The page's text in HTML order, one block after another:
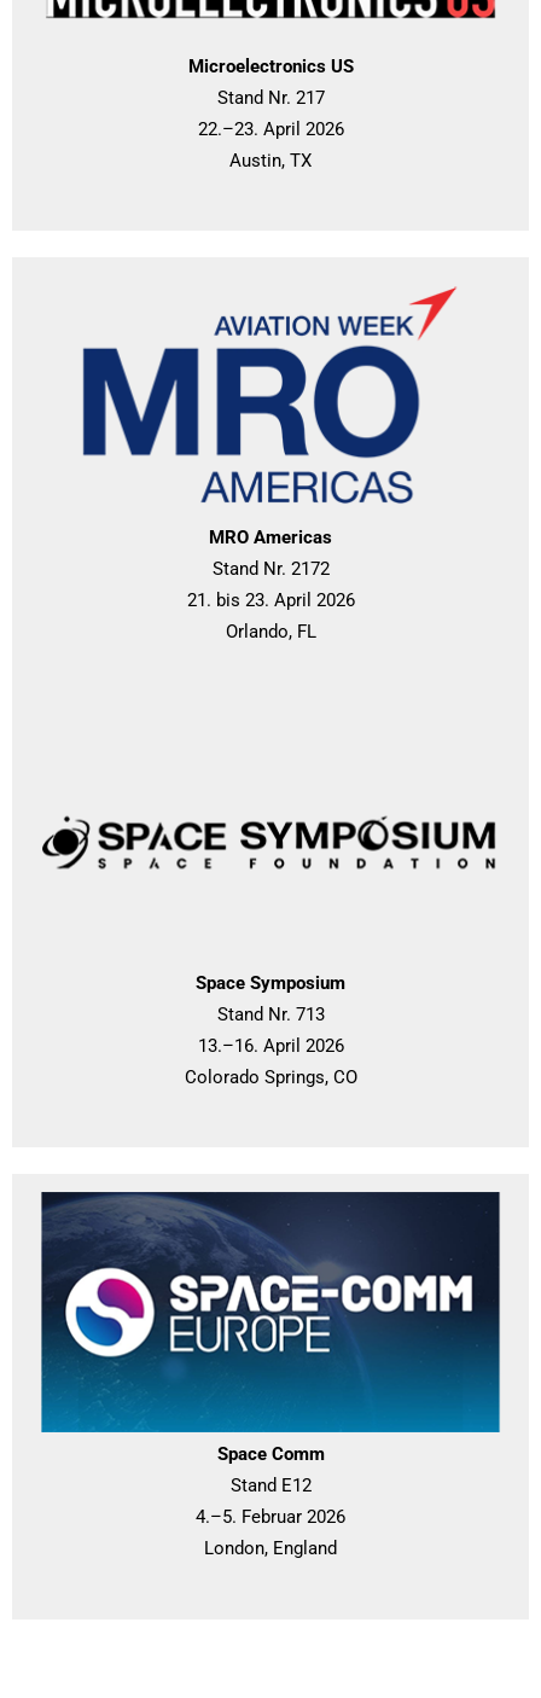
Microelectronics US
Stand Nr. 217
22.–23. April 2026
Austin, TX
MRO Americas
Stand Nr. 2172
21. bis 23. April 2026
Orlando, FL
Space Symposium
Stand Nr. 713
13.–16. April 2026
Colorado Springs, CO
Space Comm
Stand E12
4.–5. Februar 2026
London, England